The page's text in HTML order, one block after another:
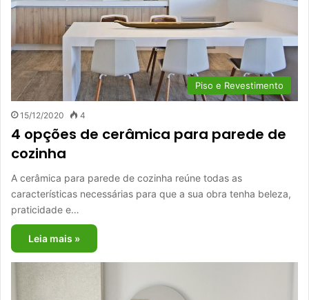
Piso e Revestimento
15/12/2020 4
4 opções de cerâmica para parede de
cozinha
A cerâmica para parede de cozinha reúne todas as
características necessárias para que a sua obra tenha beleza,
praticidade e…
Leia mais »